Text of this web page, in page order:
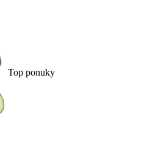
Top ponuky